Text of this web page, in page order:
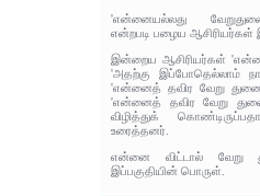
'என்னையல்லது
என்றபடி பழைய ஆசிரியர்கள்
இன்றைய ஆசிரியர்கள்
'அதற்கு இப்போதெல்லாம்
'என்னைத் தவிர வேறு
'என்னைத் தவிர வேறு
விழித்துக்
உரைத்தனர்.
என்னை விட்டால் வேறு
இப்பகுதியின் பொருள்.